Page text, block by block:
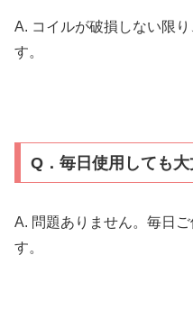
A. コイルが破損しない限
す。
Q．毎日使用しても大
A. 問題ありません。毎日
す。